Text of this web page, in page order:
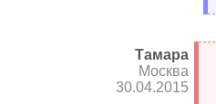
Тамара
Москва
30.04.2015